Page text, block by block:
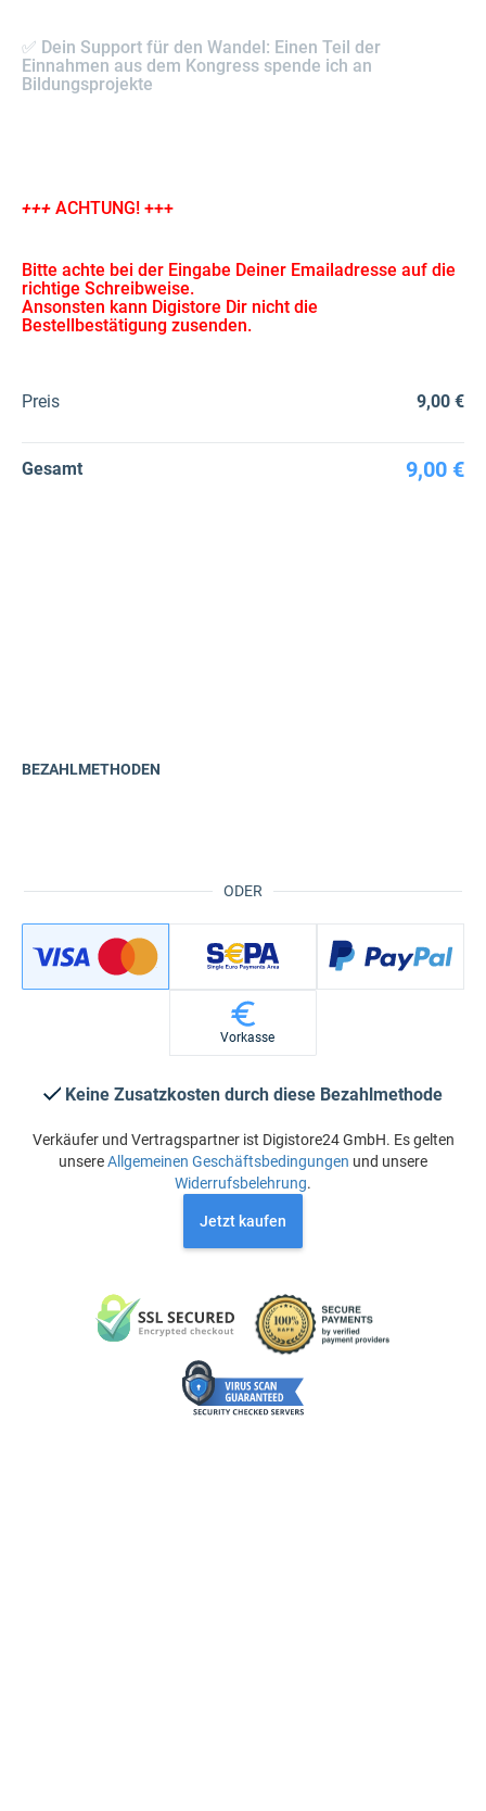
✅ Dein Support für den Wandel: Einen Teil der
Einnahmen aus dem Kongress spende ich an
Bildungsprojekte
+++ ACHTUNG! +++
Bitte achte bei der Eingabe Deiner Emailadresse auf die
richtige Schreibweise.
Ansonsten kann Digistore Dir nicht die
Bestellbestätigung zusenden.
Preis 9,00 €
Gesamt 9,00 €
ODER
BEZAHLMETHODEN
Vorkasse
Keine Zusatzkosten durch diese Bezahlmethode
Verkäufer und Vertragspartner ist Digistore24 GmbH. Es gelten
unsereAllgemeinen Geschäftsbedingungen und unsere
Widerrufsbelehrung.
Jetzt kaufen